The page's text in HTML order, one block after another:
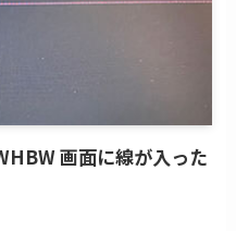
画面に線が入った